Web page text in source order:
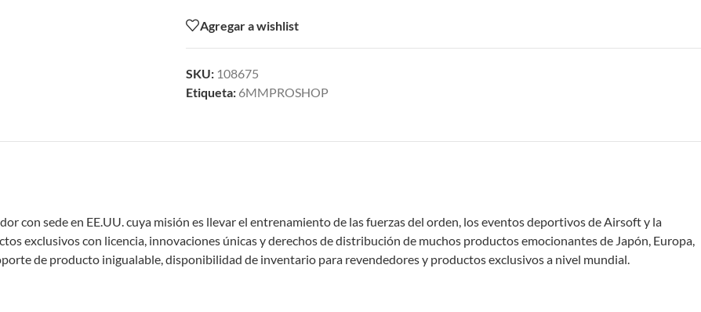
Agregar a wishlist
SKU: 108675
Etiqueta: 6MMPROSHOP
con sede en EE.UU. cuya misión es llevar el entrenamiento de las fuerzas del orden, los eventos deportivos de Airsoft y la
exclusivos con licencia, innovaciones únicas y derechos de distribución de muchos productos emocionantes de Japón, Europa,
de producto inigualable, disponibilidad de inventario para revendedores y productos exclusivos a nivel mundial.